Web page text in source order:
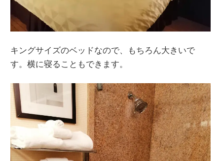
キングサイズのベッドなので、もちろん大きいで
す。横に寝ることもできます。